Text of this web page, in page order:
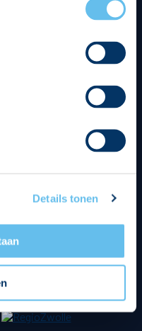
kunt je toestemming
pagina.
Details tonen